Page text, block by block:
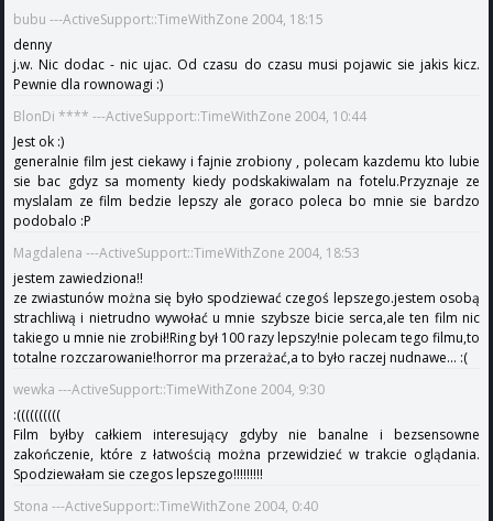
bubu ---ActiveSupport::TimeWithZone 2004, 18:15
denny
j.w. Nic dodac - nic ujac. Od czasu do czasu musi pojawic sie jakis kicz.
Pewnie dla rownowagi :)
BlonDi **** ---ActiveSupport::TimeWithZone 2004, 10:44
Jest ok :)
generalnie film jest ciekawy i fajnie zrobiony , polecam kazdemu kto lubie
sie bac gdyz sa momenty kiedy podskakiwalam na fotelu.Przyznaje ze
myslalam ze film bedzie lepszy ale goraco poleca bo mnie sie bardzo
podobalo :P
Magdalena ---ActiveSupport::TimeWithZone 2004, 18:53
jestem zawiedziona!!
ze zwiastunów można się było spodziewać czegoś lepszego.jestem osobą
strachliwą i nietrudno wywołać u mnie szybsze bicie serca,ale ten film nic
takiego u mnie nie zrobił!Ring był 100 razy lepszy!nie polecam tego filmu,to
totalne rozczarowanie!horror ma przerażać,a to było raczej nudnawe... :(
wewka ---ActiveSupport::TimeWithZone 2004, 9:30
:((((((((((
Film byłby całkiem interesujący gdyby nie banalne i bezsensowne
zakończenie, które z łatwością można przewidzieć w trakcie oglądania.
Spodziewałam sie czegos lepszego!!!!!!!!!
Stona ---ActiveSupport::TimeWithZone 2004, 0:40